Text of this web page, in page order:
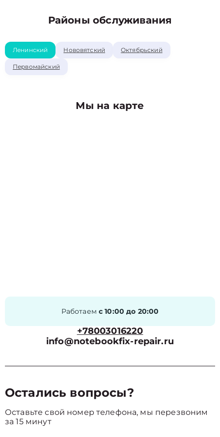
Районы обслуживания
Ленинский Нововятский Октябрьский
Первомайский
Мы на карте
Работаем с 10:00 до 20:00
+78003016220
info@notebookfix-repair.ru
Остались вопросы?
Оставьте свой номер телефона, мы перезвоним
за 15 минут